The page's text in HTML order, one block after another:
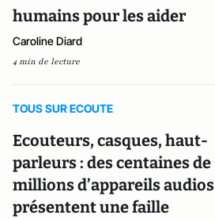
humains pour les aider
Caroline Diard
4 min de lecture
TOUS SUR ECOUTE
Ecouteurs, casques, haut-
parleurs : des centaines de
millions d’appareils audios
présentent une faille